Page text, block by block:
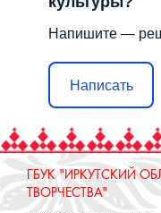
Написать
ГБУК "ИРКУТСКИЙ
664025, Россия,
Свердлова, стр. 18, e-
тел.: 8 (3952) 33-04-25